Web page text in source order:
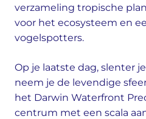
verzameling tropische
voor het ecosysteem en
vogelspotters.
Op je laatste dag, slenter
neem je de levendige
het Darwin Waterfront
centrum met een scala